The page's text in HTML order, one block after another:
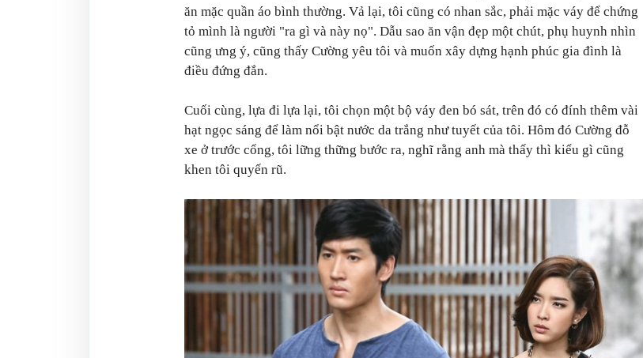
ăn mặc quần áo bình thường. Vả lại, tôi cũng có nhan sắc, phải mặc váy để chứng
tỏ mình là người "ra gì và này nọ". Dẫu sao ăn vận đẹp một chút, phụ huynh nhìn
cũng ưng ý, cũng thấy Cường yêu tôi và muốn xây dựng hạnh phúc gia đình là
điều đứng đắn.
Cuối cùng, lựa đi lựa lại, tôi chọn một bộ váy đen bó sát, trên đó có đính thêm vài
hạt ngọc sáng để làm nổi bật nước da trắng như tuyết của tôi. Hôm đó Cường đỗ
xe ở trước cổng, tôi lững thững bước ra, nghĩ rằng anh mà thấy thì kiểu gì cũng
khen tôi quyến rũ.